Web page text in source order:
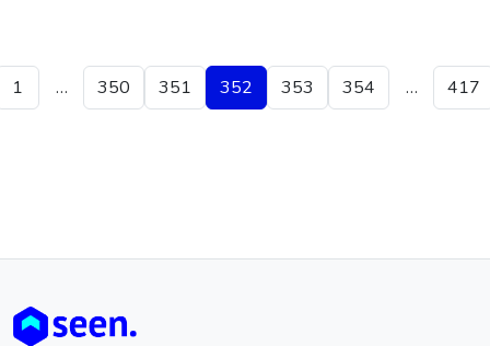
1 … 350 351 352 353 354 … 417